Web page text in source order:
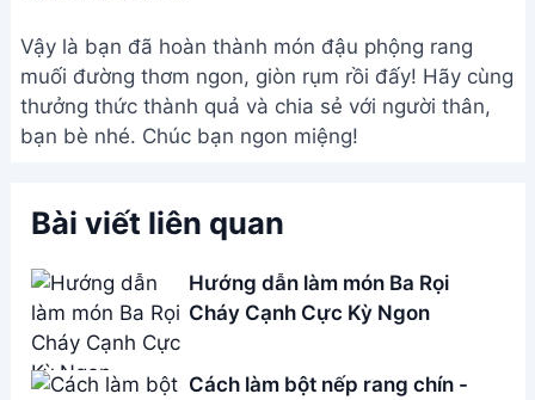
Vậy là bạn đã hoàn thành món đậu phộng rang
muối đường thơm ngon, giòn rụm rồi đấy! Hãy cùng
thưởng thức thành quả và chia sẻ với người thân,
bạn bè nhé. Chúc bạn ngon miệng!
Bài viết liên quan
Hướng dẫn làm món Ba Rọi
Cháy Cạnh Cực Kỳ Ngon
Cách làm bột nếp rang chín -